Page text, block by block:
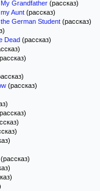
Grandfather (рассказ)
Aunt (рассказ)
German Student (рассказ)
Dead (рассказ)
(рассказ)
(рассказ)